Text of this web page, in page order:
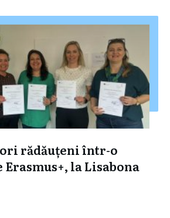
rădăuțeni într-o
la Lisabona